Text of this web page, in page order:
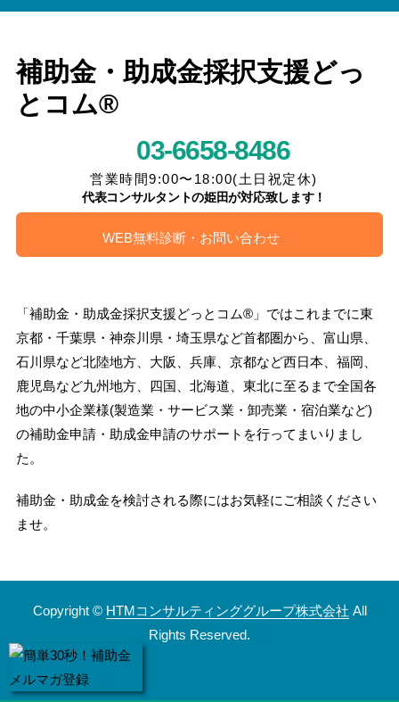
補助金・助成金採択支援どっ
とコム®
03-6658-8486
営業時間9:00〜18:00(土日祝定休)
代表コンサルタントの姫田が対応致します！
WEB無料診断・お問い合わせ
「補助金・助成金採択支援どっとコム®」ではこれまでに東
京都・千葉県・神奈川県・埼玉県など首都圏から、富山県、
石川県など北陸地方、大阪、兵庫、京都など西日本、福岡、
鹿児島など九州地方、四国、北海道、東北に至るまで全国各
地の中小企業様(製造業・サービス業・卸売業・宿泊業など)
の補助金申請・助成金申請のサポートを行ってまいりまし
た。
補助金・助成金を検討される際にはお気軽にご相談ください
ませ。
Copyright © HTMコンサルティンググループ株式会社 All
Rights Reserved.